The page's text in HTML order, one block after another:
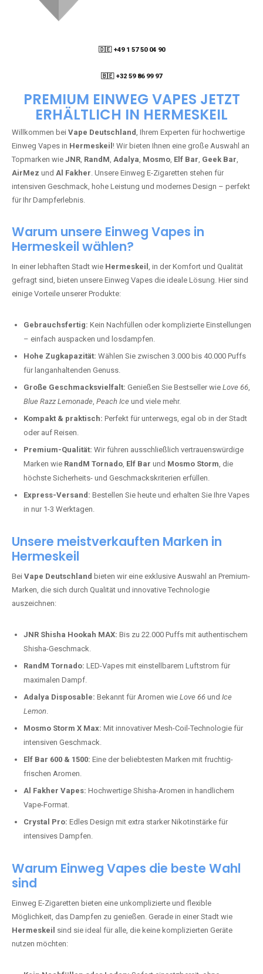
🇩🇪 +49 1 57 50 04 90
🇧🇪 +32 59 86 99 97
PREMIUM EINWEG VAPES JETZT
ERHÄLTLICH IN HERMESKEIL
Willkommen bei Vape Deutschland, Ihrem Experten für hochwertige
Einweg Vapes in Hermeskeil ! Wir bieten Ihnen eine große Auswahl an
Topmarken wie JNR, RandM, Adalya, Mosmo, Elf Bar, Geek Bar,
AirMez und Al Fakher. Unsere Einweg E-Zigaretten stehen für
intensiven Geschmack, hohe Leistung und modernes Design – perfekt
für Ihr Dampferlebnis.
Warum unsere Einweg Vapes in
Hermeskeil wählen?
In einer lebhaften Stadt wie Hermeskeil , in der Komfort und Qualität
gefragt sind, bieten unsere Einweg Vapes die ideale Lösung. Hier sind
einige Vorteile unserer Produkte:
Gebrauchsfertig: Kein Nachfüllen oder komplizierte Einstellungen
– einfach auspacken und losdampfen.
Hohe Zugkapazität: Wählen Sie zwischen 3.000 bis 40.000 Puffs
für langanhaltenden Genuss.
Große Geschmacksvielfalt: Genießen Sie Bestseller wie Love 66,
Blue Razz Lemonade, Peach Ice und viele mehr.
Kompakt & praktisch: Perfekt für unterwegs, egal ob in der Stadt
oder auf Reisen.
Premium-Qualität: Wir führen ausschließlich vertrauenswürdige
Marken wie RandM Tornado, Elf Bar und Mosmo Storm, die
höchste Sicherheits- und Geschmackskriterien erfüllen.
Express-Versand: Bestellen Sie heute und erhalten Sie Ihre Vapes
in nur 1-3 Werktagen.
Unsere meistverkauften Marken in
Hermeskeil
Bei Vape Deutschland bieten wir eine exklusive Auswahl an Premium-
Marken, die sich durch Qualität und innovative Technologie
auszeichnen:
JNR Shisha Hookah MAX: Bis zu 22.000 Puffs mit authentischem
Shisha-Geschmack.
RandM Tornado: LED-Vapes mit einstellbarem Luftstrom für
maximalen Dampf.
Adalya Disposable: Bekannt für Aromen wie Love 66 und Ice
Lemon.
Mosmo Storm X Max: Mit innovativer Mesh-Coil-Technologie für
intensiven Geschmack.
Elf Bar 600 & 1500: Eine der beliebtesten Marken mit fruchtig-
frischen Aromen.
Al Fakher Vapes: Hochwertige Shisha-Aromen in handlichem
Vape-Format.
Crystal Pro: Edles Design mit extra starker Nikotinstärke für
intensives Dampfen.
Warum Einweg Vapes die beste Wahl
sind
Einweg E-Zigaretten bieten eine unkomplizierte und flexible
Möglichkeit, das Dampfen zu genießen. Gerade in einer Stadt wie
Hermeskeil sind sie ideal für alle, die keine komplizierten Geräte
nutzen möchten: